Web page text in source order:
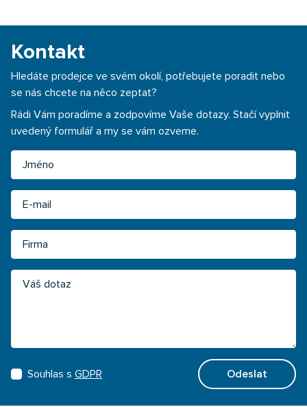
Kontakt
Hledáte prodejce ve svém okolí, potřebujete poradit nebo
se nás chcete na něco zeptat?
Rádi Vám poradíme a zodpovíme Vaše dotazy. Stačí vyplnit
uvedený formulář a my se vám ozveme.
Jméno
Email
Firma
Váš dotaz
Souhlas s GDPR Odeslat